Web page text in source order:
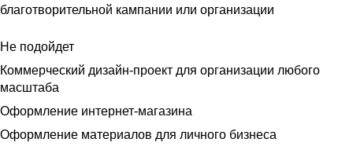
благотворительной кампании или организации
Не подойдет
Коммерческий дизайн-проект для организации любого
масштаба
Оформление интернет-магазина
Оформление материалов для личного бизнеса